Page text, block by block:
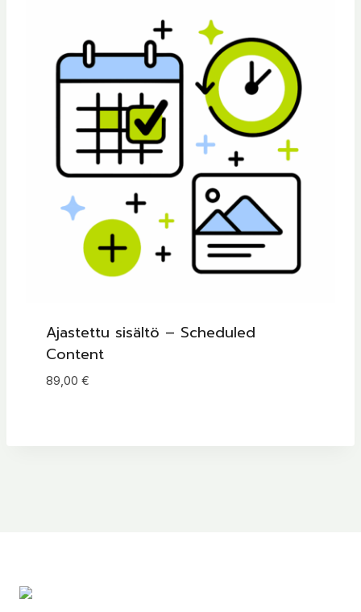
Ajastettu sisältö – Scheduled
Content
89,00 €